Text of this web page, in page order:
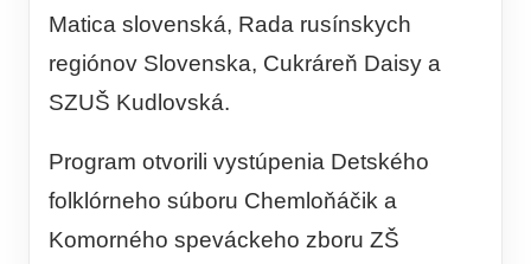
Matica slovenská, Rada rusínskych
regiónov Slovenska, Cukráreň Daisy a
SZUŠ Kudlovská.
Program otvorili vystúpenia Detského
folklórneho súboru Chemloňáčik a
Komorného speváckeho zboru ZŠ